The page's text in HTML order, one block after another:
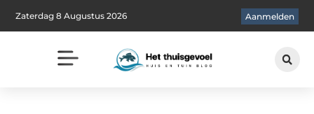
Zaterdag 8 Augustus 2026 Aanmelden